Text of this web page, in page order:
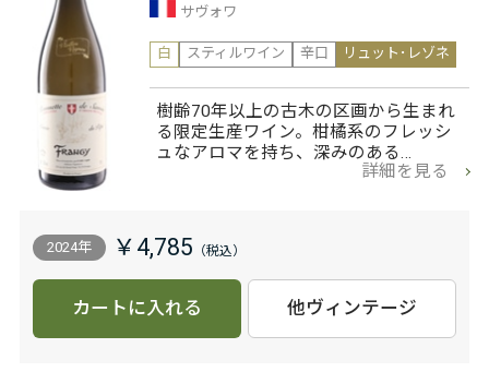
サヴォワ
白
スティルワイン 辛口 リュット･レゾネ
樹齢70年以上の古木の区画から生まれ
る限定生産ワイン。柑橘系のフレッシ
ュなアロマを持ち、深みのある…
詳細を見る
2024年 ￥4,785
カートに入れる 他ヴィンテージ